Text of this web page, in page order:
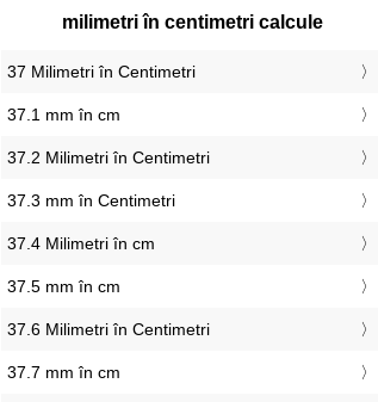
milimetri în centimetri calcule
37 Milimetri în Centimetri
37.1 mm în cm
37.2 Milimetri în Centimetri
37.3 mm în Centimetri
37.4 Milimetri în cm
37.5 mm în cm
37.6 Milimetri în Centimetri
37.7 mm în cm